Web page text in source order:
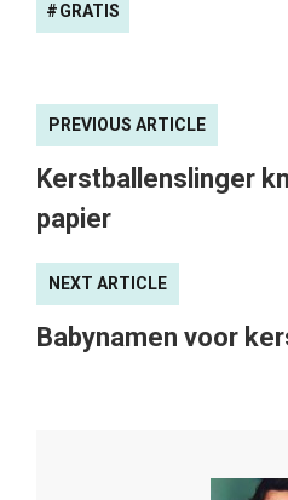
GRATIS
PREVIOUS ARTICLE
Kerstballenslinger
papier
NEXT ARTICLE
Babynamen voor